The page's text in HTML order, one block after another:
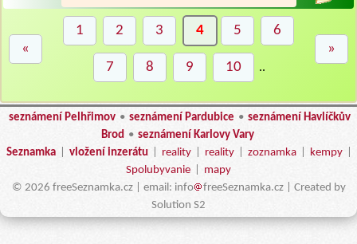
«
1 2 3 4 5 6
7 8 9 10 ..
»
seznámení Pelhřimov • seznámení Pardubice • seznámení Havlíčkův
Brod • seznámení Karlovy Vary
Seznamka
vložení inzerátu reality reality zoznamka kempy
Spolubyvanie
mapy
© 2026 freeSeznamka.cz | email: info
freeSeznamka.cz | Created by
Solution S2